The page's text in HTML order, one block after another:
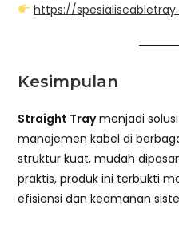
https://
Kesimpulan
Straight Traymenjadi
manajemen kabel di
struktur kuat, mudah
praktis, produk ini terbukti
efisiensi dan keamanan